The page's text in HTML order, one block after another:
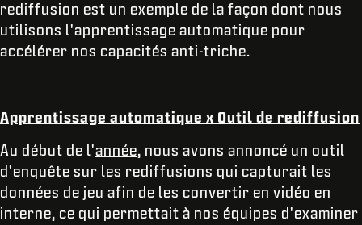
rediffusion est un exemple de la façon dont nous
utilisons l'apprentissage automatique pour
accélérer nos capacités anti-triche.
Apprentissage automatique x Outil de rediffusion
Au début de l'année, nous avons annoncé un outil
d'enquête sur les rediffusions qui capturait les
données de jeu afin de les convertir en vidéo en
interne, ce qui permettait à nos équipes d'examiner